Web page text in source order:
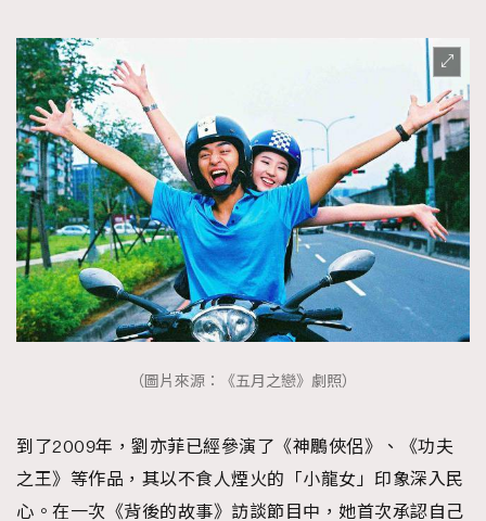
（圖片來源：《五月之戀》劇照）
到了2009年，劉亦菲已經參演了《神鵰俠侶》、《功夫
之王》等作品，其以不食人煙火的「小龍女」印象深入民
心。在一次《背後的故事》訪談節目中，她首次承認自己